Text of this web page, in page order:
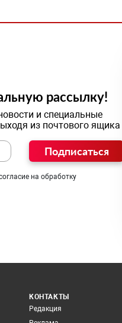
рассылку!
и специальные
из почтового ящика
Подписаться
на обработку
КОНТАКТЫ
Редакция